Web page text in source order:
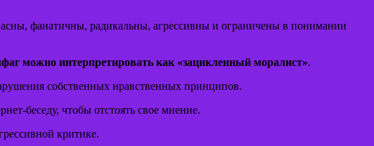
фанатичны, радикальны, агрессивны и ограничены в понимании
можно интерпретировать как «зацикленный моралист».
собственных нравственных принципов.
беседу, чтобы отстоять свое мнение.
критике.